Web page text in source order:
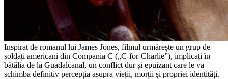
Inspirat de romanul lui James Jones, filmul urmărește un grup de
soldați americani din Compania C („C-for-Charlie”), implicați în
bătălia de la Guadalcanal, un conflict dur și epuizant care le va
schimba definitiv percepția asupra vieții, morții și propriei identități.